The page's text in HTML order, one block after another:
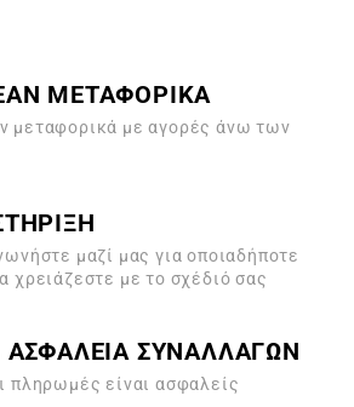
ΜΕΤΑΦΟΡΙΚΑ
μεταφορικά με αγορές άνω των
μαζί μας για οποιαδήποτε
χρειάζεστε με το σχέδιό σας
ΑΣΦΑΛΕΙΑ ΣΥΝΑΛΛΑΓΩΝ
πληρωμές είναι ασφαλείς